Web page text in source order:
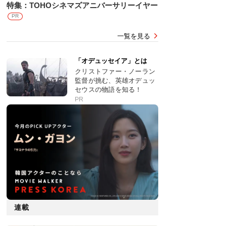
特集：TOHOシネマズアニバーサリーイヤー
PR
一覧を見る
「オデュッセイア」とは
クリストファー・ノーラン
監督が挑む、英雄オデュッ
セウスの物語を知る！
PR
連載